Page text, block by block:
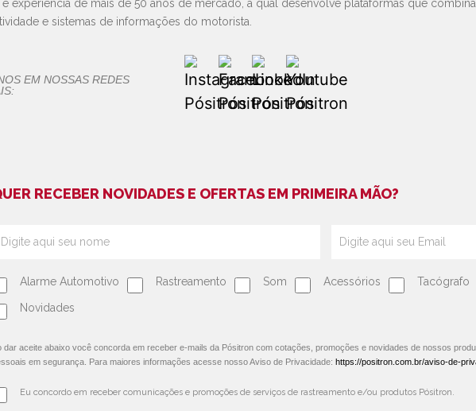
e experiência de mais de 50 anos de mercado, a qual desenvolve plataformas que
e sistemas de informações do motorista.
EM NOSSAS REDES
RECEBER NOVIDADES E OFERTAS EM PRIMEIRA MÃO?
Alarme Automotivo Rastreamento Som Acessórios Tacógrafo
Novidades
dar aceite abaixo você concorda em receber e-mails da Pósitron com cotações, promoções e novidades de nossos
em segurança. Para maiores informações acesse nosso Aviso de Privacidade: https://positron.com.br/aviso-de-
Eu concordo em receber comunicações e promoções de serviços de rastreamento e/ou produtos Pósitron.